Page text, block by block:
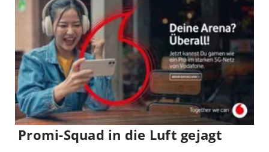
Promi-Squad in die Luft gejagt